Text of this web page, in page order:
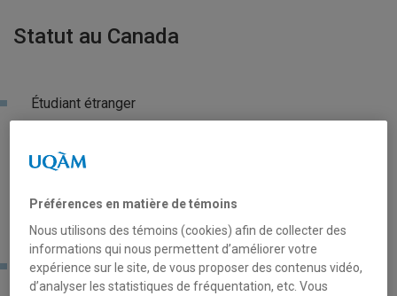
Statut au Canada
Étudiant étranger
Programme(s) d’études visé(s)
Les programmes de DESS et de maîtrise
Préférences en matière de témoins
Nous utilisons des témoins (cookies) afin de collecter des
informations qui nous permettent d’améliorer votre
expérience sur le site, de vous proposer des contenus vidéo,
d’analyser les statistiques de fréquentation, etc. Vous